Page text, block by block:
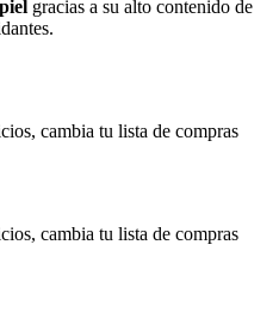
gracias a su alto contenido de
cambia tu lista de compras
cambia tu lista de compras